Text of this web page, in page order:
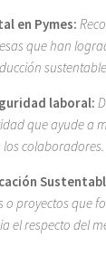
en Pymes:
que han
laboral:
que ayude a
los colaboradores.
proyectos que
el respecto del